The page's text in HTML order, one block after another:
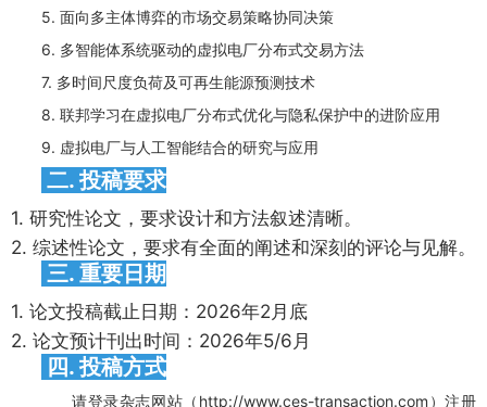
5. 面向多主体博弈的市场交易策略协同决策
6. 多智能体系统驱动的虚拟电厂分布式交易方法
7. 多时间尺度负荷及可再生能源预测技术
8. 联邦学习在虚拟电厂分布式优化与隐私保护中的进阶应用
9. 虚拟电厂与人工智能结合的研究与应用
二. 投稿要求
1. 研究性论文，要求设计和方法叙述清晰。
2. 综述性论文，要求有全面的阐述和深刻的评论与见解。
三. 重要日期
1. 论文投稿截止日期：2026年2月底
2. 论文预计刊出时间：2026年5/6月
四. 投稿方式
请登录杂志网站（http://www.ces-transaction.com）注册